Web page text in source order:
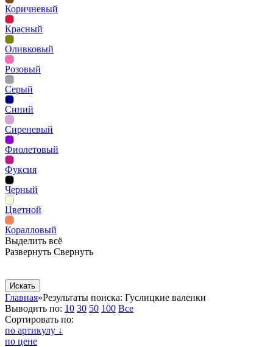
Коричневый
Красный
Оливковый
Розовый
Серый
Синий
Сиреневый
Фиолетовый
Фуксия
Черный
Цветной
Коралловый
Выделить всё
Развернуть Свернуть
Главная»Результаты поиска: Гуслицкие валенки
Выводить по: 10 30 50 100 Все
Сортировать по:
по артикулу ↓
по цене